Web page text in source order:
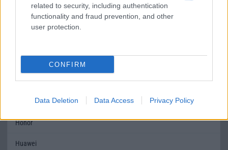
related to security, including authentication
functionality and fraud prevention, and other
user protection.
CONFIRM
Data Deletion Data Access Privacy Policy
Védelem IP68 Nincs
Limited Edition
Honor
Huawei